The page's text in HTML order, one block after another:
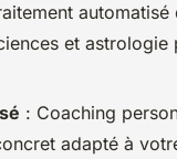
et astrologie
: Coaching
adapté à